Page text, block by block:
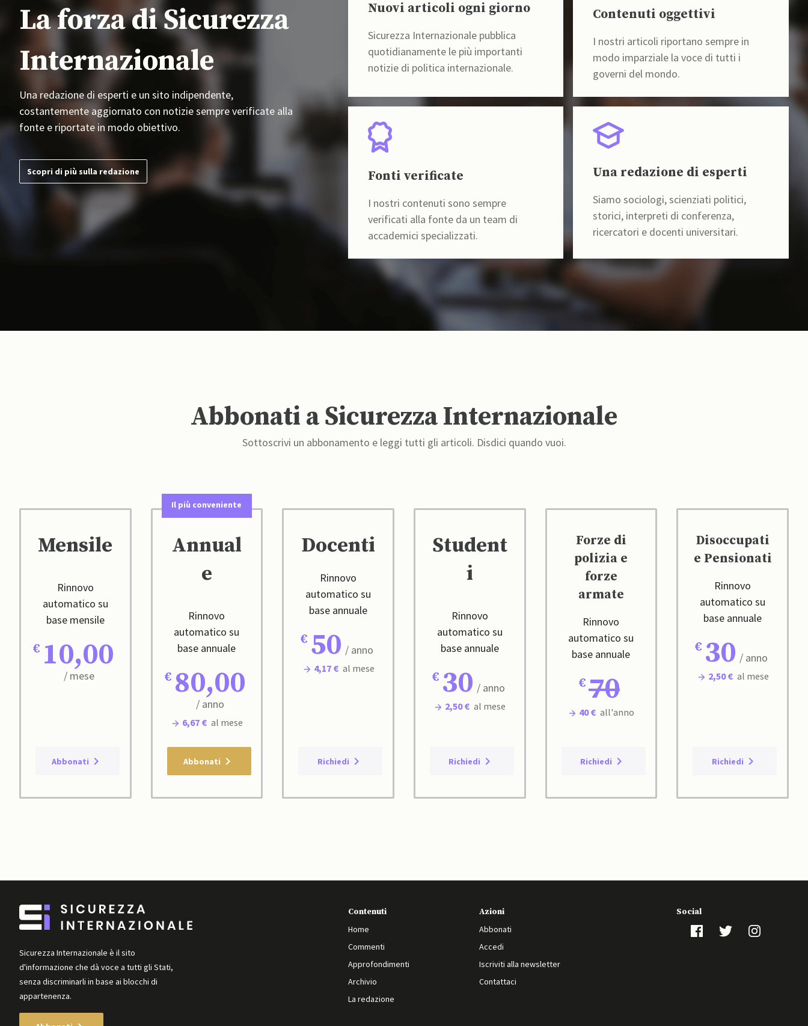
La forza di Sicurezza
Internazionale
Una redazione di esperti e un sito indipendente,
costantemente aggiornato con notizie sempre verificate alla
fonte e riportate in modo obiettivo.
Scopri di più sulla redazione
Nuovi articoli ogni giorno
Sicurezza Internazionale pubblica
quotidianamente le più importanti
notizie di politica internazionale.
Contenuti oggettivi
I nostri articoli riportano sempre in
modo imparziale la voce di tutti i
governi del mondo.
Fonti verificate
I nostri contenuti sono sempre
verificati alla fonte da un team di
accademici specializzati.
Una redazione di esperti
Siamo sociologi, scienziati politici,
storici, interpreti di conferenza,
ricercatori e docenti universitari.
Abbonati a Sicurezza Internazionale
Sottoscrivi un abbonamento e leggi tutti gli articoli. Disdici quando vuoi.
Mensile
Rinnovo
automatico su
base mensile
10,00
/ mese
Abbonati
Il più conveniente
Annual
e
Rinnovo
automatico su
base annuale
80,00
/ anno
6,67 € al mese
Abbonati
Docenti
Rinnovo
automatico su
base annuale
50 / anno
4,17 € al mese
Richiedi
Student
i
Rinnovo
automatico su
base annuale
30 / anno
2,50 € al mese
Richiedi
Forze di
polizia e
forze
armate
Rinnovo
automatico su
base annuale
70
40 € all'anno
Richiedi
Disoccupati
e Pensionati
Rinnovo
automatico su
base annuale
30 / anno
2,50 € al mese
Richiedi
Sicurezza Internazionale è il sito
d'informazione che dà voce a tutti gli Stati,
senza discriminarli in base ai blocchi di
appartenenza.
Contenuti
Home
Commenti
Approfondimenti
Archivio
La redazione
Azioni
Abbonati
Accedi
Iscriviti alla newsletter
Contattaci
Social